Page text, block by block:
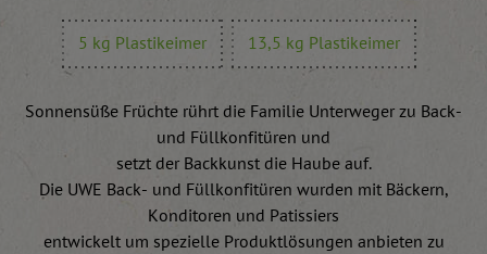
5 kg Plastikeimer 13,5 kg Plastikeimer
Sonnensüße Früchte rührt die Familie Unterweger zu Back-
und Füllkonfitüren und
setzt der Backkunst die Haube auf.
Die UWE Back- und Füllkonfitüren wurden mit Bäckern,
Konditoren und Patissiers
entwickelt um spezielle Produktlösungen anbieten zu